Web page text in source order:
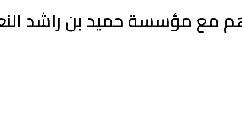
مع مؤسسة حميد بن راشد